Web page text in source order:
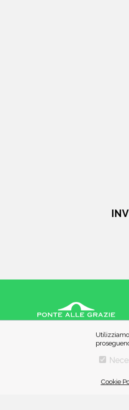
Cookie
VIA GHERARDINI 10 - 20145
ADRIANO SALANI EDITORE